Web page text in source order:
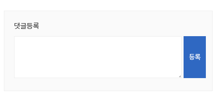
댓글등록